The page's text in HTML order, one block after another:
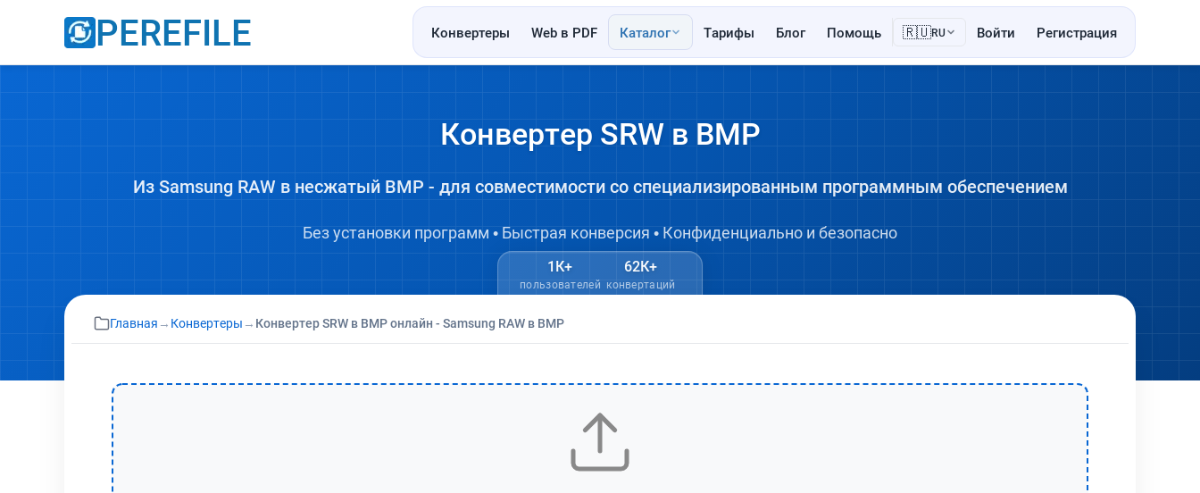
PEREFILE Конвертеры Web в PDF Каталог Тарифы Блог Помощь 🇷🇺RU Войти Регистрация
Конвертер SRW в BMP
Из Samsung RAW в несжатый BMP - для совместимости со специализированным программным обеспечением
Без установки программ • Быстрая конверсия • Конфиденциально и безопасно
1К+
пользователей
62К+
конвертаций
Главная → Конвертеры → Конвертер SRW в BMP онлайн - Samsung RAW в BMP